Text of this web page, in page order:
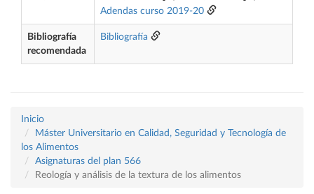
Adendas curso 2019-20
Bibliografía
recomendada
Bibliografía
Inicio
Máster Universitario en Calidad, Seguridad y Tecnología de
los Alimentos
Asignaturas del plan 566
Reología y análisis de la textura de los alimentos